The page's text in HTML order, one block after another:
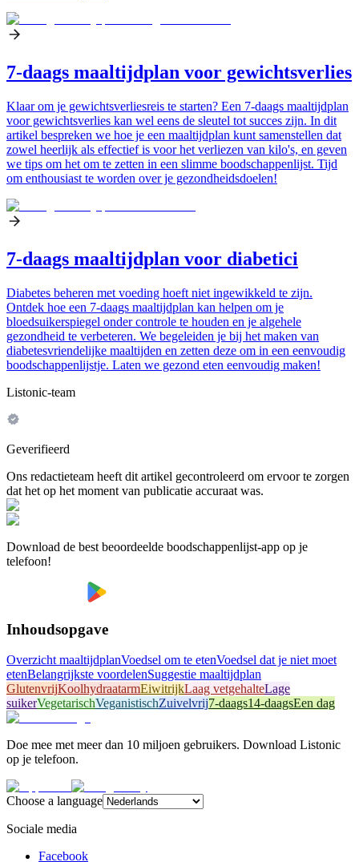
7-daags maaltijdplan voor gewichtsverlies
Klaar om je gewichtsverliesreis te starten? Een 7-daags maaltijdplan
voor gewichtsverlies kan wel eens de sleutel tot succes zijn. In dit
artikel bespreken we hoe je een maaltijdplan kunt samenstellen dat
zowel heerlijk als effectief is voor het verliezen van kilo's, en geven
we tips om het om te zetten in een slimme boodschappenlijst. Tijd
om enthousiast te worden over je gezondheidsdoelen!
7-daags maaltijdplan voor diabetici
Diabetes beheren met voeding hoeft niet ingewikkeld te zijn.
Ontdek hoe een 7-daags maaltijdplan kan helpen om je
bloedsuikerspiegel onder controle te houden en je algehele
gezondheid te verbeteren. We begeleiden je bij het maken van
diabetesvriendelijke maaltijden en zetten deze om in een eenvoudig
boodschappenlijstje. Laten we gezond eten eenvoudig maken!
Listonic-team
Geverifieerd
Ons redactieteam heeft dit artikel gecontroleerd om ervoor te zorgen
dat het op het moment van publicatie accuraat was.
Download de best beoordeelde boodschappenlijst-app op je
telefoon!
Inhoudsopgave
Overzicht maaltijdplanVoedsel om te etenVoedsel dat je niet moet
etenBelangrijkste voordelenSuggestie maaltijdplan
GlutenvrijKoolhydraatarmEiwitrijkLaag vetgehalteLage
suikerVegetarischVeganistischZuivelvrij7-daags14-daagsEen dag
Doe mee met meer dan 10 miljoen gebruikers. Download Listonic
op je telefoon.
Choose a language
Sociale media
Facebook